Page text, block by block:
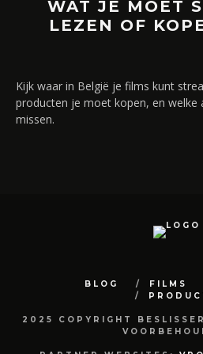
WAT JE MOET
LEZEN OF
Kijk waar in België je films kunt
producten je moet kopen, en welke
missen.
BLOG FILMS
2025 COPYRIGHT